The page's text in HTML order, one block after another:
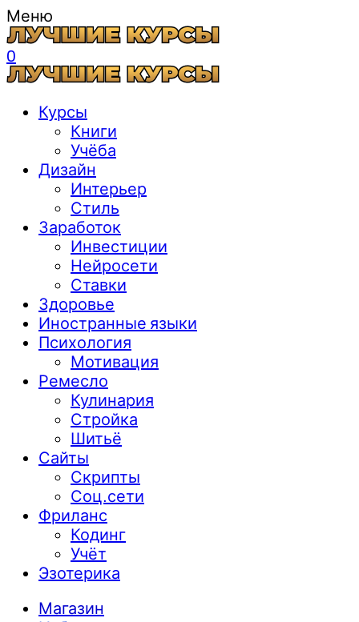
Меню
0
Курсы
Книги
Учёба
Дизайн
Интерьер
Стиль
Заработок
Инвестиции
Нейросети
Ставки
Здоровье
Иностранные языки
Психология
Мотивация
Ремесло
Кулинария
Стройка
Шитьё
Сайты
Скрипты
Соц.сети
Фриланс
Кодинг
Учёт
Эзотерика
Магазин